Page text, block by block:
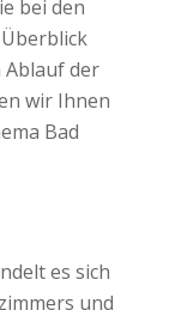
bei den
der
wir Ihnen
Bad
es sich
und